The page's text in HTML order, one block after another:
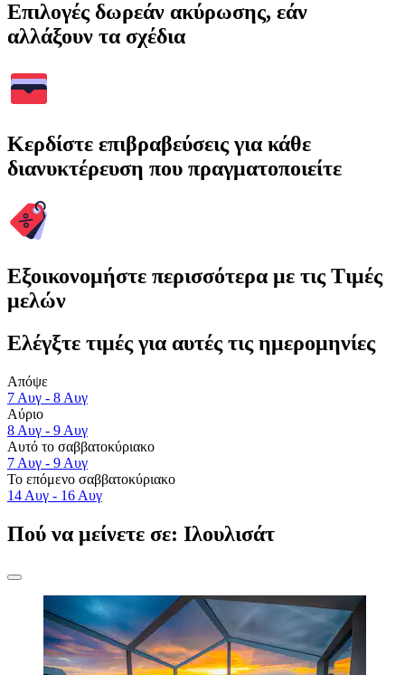
Επιλογές δωρεάν ακύρωσης, εάν
αλλάξουν τα σχέδια
Κερδίστε επιβραβεύσεις για κάθε
διανυκτέρευση που πραγματοποιείτε
Εξοικονομήστε περισσότερα με τις Τιμές
μελών
Ελέγξτε τιμές για αυτές τις ημερομηνίες
Απόψε
7 Αυγ - 8 Αυγ
Αύριο
8 Αυγ - 9 Αυγ
Αυτό το σαββατοκύριακο
7 Αυγ - 9 Αυγ
Το επόμενο σαββατοκύριακο
14 Αυγ - 16 Αυγ
Πού να μείνετε σε: Ιλουλισάτ